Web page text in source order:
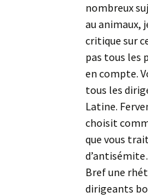
nombreux
au animaux,
critique sur
pas tous les
en compte.
tous les
Latine.
choisit
que vous
Bref une
dirigeants